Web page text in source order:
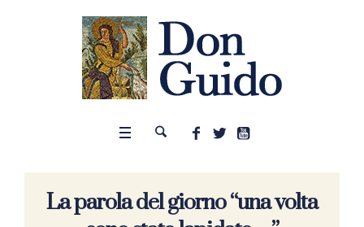
La parola del giorno “una volta